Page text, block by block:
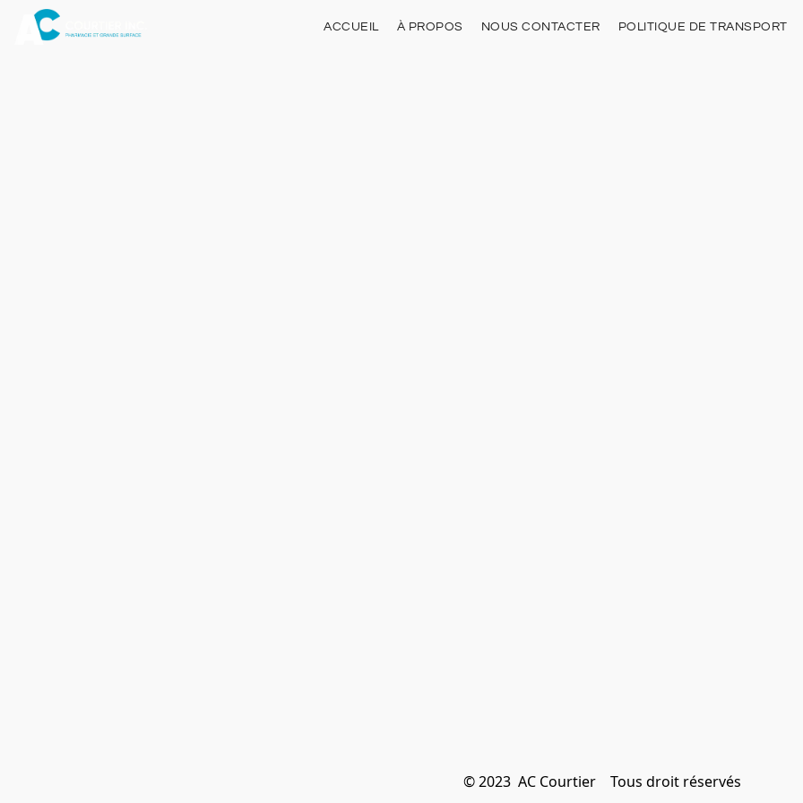
ACCUEIL À PROPOS NOUS CONTACTER POLITIQUE DE TRANSPORT
© 2023  AC Courtier    Tous droit réservés